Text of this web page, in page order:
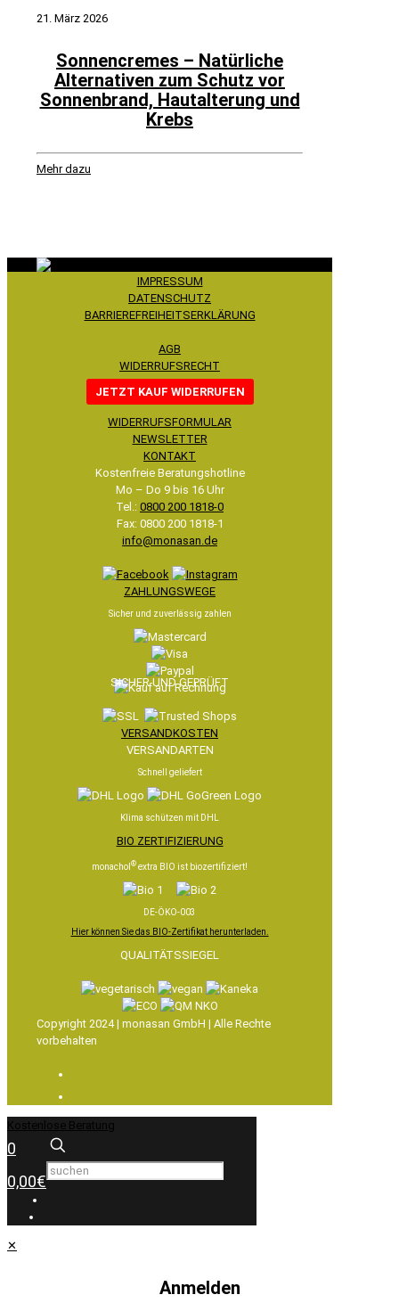
21. März 2026
Sonnencremes – Natürliche
Alternativen zum Schutz vor
Sonnenbrand, Hautalterung und
Krebs
Mehr dazu
IMPRESSUM
DATENSCHUTZ
BARRIEREFREIHEITSERKLÄRUNG
AGB
WIDERRUFSRECHT
JETZT KAUF WIDERRUFEN
WIDERRUFSFORMULAR
NEWSLETTER
KONTAKT
Kostenfreie Beratungshotline
Mo – Do 9 bis 16 Uhr
Tel.: 0800 200 1818-0
Fax: 0800 200 1818-1
info@monasan.de
ZAHLUNGSWEGE
Sicher und zuverlässig zahlen
SICHER UND GEPRÜFT
VERSANDKOSTEN
VERSANDARTEN
Schnell geliefert
Klima schützen mit DHL
BIO ZERTIFIZIERUNG
monachol ® extra BIO ist biozertifiziert!
DE-ÖKO-003
Hier können Sie das BIO-Zertifikat herunterladen.
QUALITÄTSSIEGEL
Copyright 2024 | monasan GmbH | Alle Rechte
vorbehalten
Kostenlose Beratung
0
0,00€
✕
Anmelden